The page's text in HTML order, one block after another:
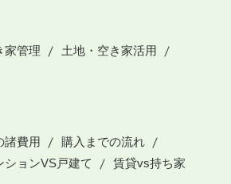
家管理
土地・空き家活用
諸費用
購入までの流れ
ションVS戸建て 賃貸vs持ち家